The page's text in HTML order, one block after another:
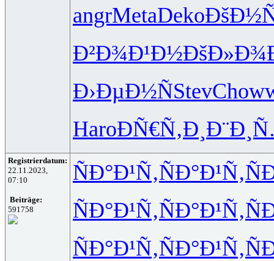
angrMetaDeko
Ð²Ð¾Ð¹Ð½
Ð›ÐµÐ½ÑStevChow
HaroÐÑ€Ñ‚Ð¸
Registrierdatum:
22.11.2023,
07:10
Beiträge:
591758
ÑÐ°Ð¹Ñ‚ÑÐ°Ð¹Ñ‚
ÑÐ°Ð¹Ñ‚ÑÐ°Ð¹Ñ‚
ÑÐ°Ð¹Ñ‚ÑÐ°Ð¹Ñ‚